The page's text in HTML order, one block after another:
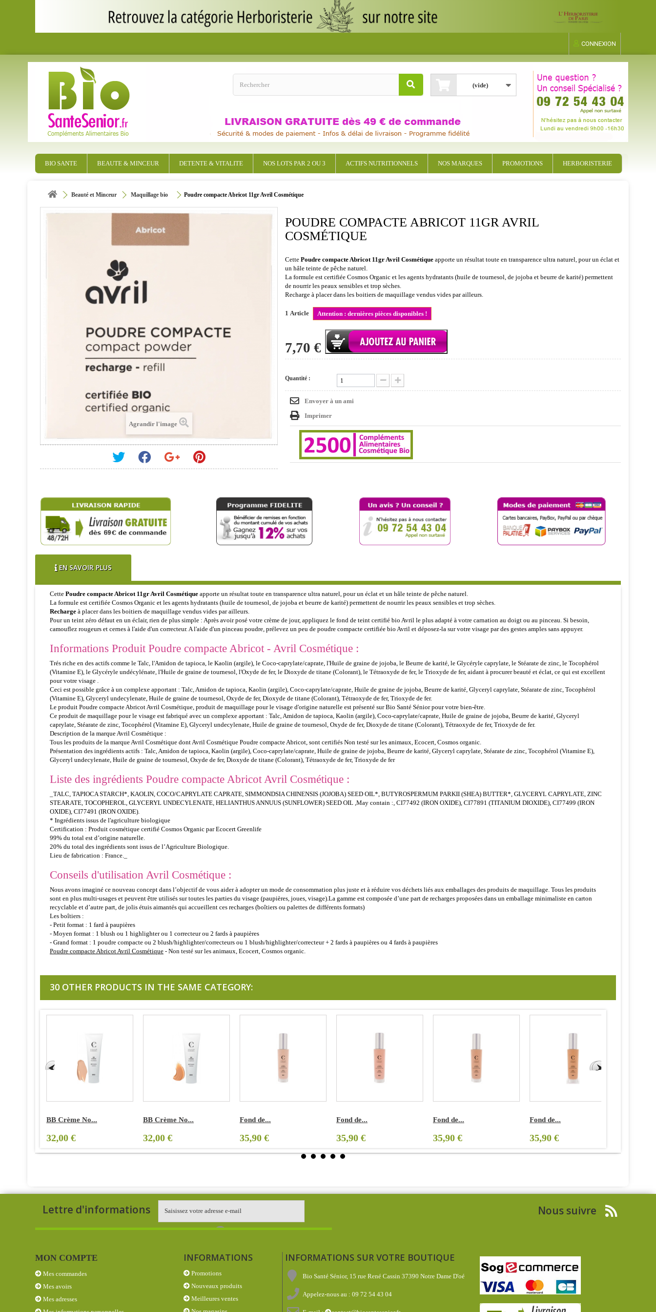
CONNEXION
(vide)
BIO SANTE BEAUTE & MINCEUR DETENTE & VITALITE NOS LOTS PAR 2 OU 3 ACTIFS NUTRITIONNELS NOS MARQUES PROMOTIONS HERBORISTERIE
Beauté et Minceur Maquillage bio Poudre compacte Abricot 11gr Avril Cosmétique
Agrandir l'image
POUDRE COMPACTE ABRICOT 11GR AVRIL
COSMÉTIQUE
CettePoudre compacte Abricot 11gr Avril Cosmétique apporte un résultat toute en transparence ultra naturel, pour un éclat et
un hâle teinte de pêche naturel.
La formule est certifiée Cosmos Organic et les agents hydratants (huile de tournesol, de jojoba et beurre de karité) permettent
de nourrir les peaux sensibles et trop sèches.
Recharge à placer dans les boitiers de maquillage vendus vides par ailleurs.
1 Article Attention : dernières pièces disponibles !
7,70 €
Quantité :
Envoyer à un ami
Imprimer
EN SAVOIR PLUS
Cette Poudre compacte Abricot 11gr Avril Cosmétique apporte un résultat toute en transparence ultra naturel, pour un éclat et un hâle teinte de pêche naturel.
La formule est certifiée Cosmos Organic et les agents hydratants (huile de tournesol, de jojoba et beurre de karité) permettent de nourrir les peaux sensibles et trop sèches.
Recharge à placer dans les boitiers de maquillage vendus vides par ailleurs.
Pour un teint zéro défaut en un éclair, rien de plus simple : Après avoir posé votre crème de jour, appliquez le fond de teint certifié bio Avril le plus adapté à votre carnation au doigt ou au pinceau. Si besoin,
camouflez rougeurs et cernes à l'aide d'un correcteur. A l'aide d'un pinceau poudre, prélevez un peu de poudre compacte certifiée bio Avril et déposez-la sur votre visage par des gestes amples sans appuyer.
Informations Produit Poudre compacte Abricot - Avril Cosmétique :
Trés riche en des actifs comme le Talc, l'Amidon de tapioca, le Kaolin (argile), le Coco-caprylate/caprate, l'Huile de graine de jojoba, le Beurre de karité, le Glycéryle caprylate, le Stéarate de zinc, le Tocophérol
(Vitamine E), le Glycéryle undécylénate, l'Huile de graine de tournesol, l'Oxyde de fer, le Dioxyde de titane (Colorant), le Tétraoxyde de fer, le Trioxyde de fer, aidant à procurer beauté et éclat, ce qui est excellent
pour votre visage .
Ceci est possible grâce à un complexe apportant : Talc, Amidon de tapioca, Kaolin (argile), Coco-caprylate/caprate, Huile de graine de jojoba, Beurre de karité, Glyceryl caprylate, Stéarate de zinc, Tocophérol
(Vitamine E), Glyceryl undecylenate, Huile de graine de tournesol, Oxyde de fer, Dioxyde de titane (Colorant), Tétraoxyde de fer, Trioxyde de fer.
Le produit Poudre compacte Abricot Avril Cosmétique, produit de maquillage pour le visage d'origine naturelle est présenté sur Bio Santé Sénior pour votre bien-être.
Ce produit de maquillage pour le visage est fabriqué avec un complexe apportant : Talc, Amidon de tapioca, Kaolin (argile), Coco-caprylate/caprate, Huile de graine de jojoba, Beurre de karité, Glyceryl
caprylate, Stéarate de zinc, Tocophérol (Vitamine E), Glyceryl undecylenate, Huile de graine de tournesol, Oxyde de fer, Dioxyde de titane (Colorant), Tétraoxyde de fer, Trioxyde de fer.
Description de la marque Avril Cosmétique :
Tous les produits de la marque Avril Cosmétique dont Avril Cosmétique Poudre compacte Abricot, sont certifiés Non testé sur les animaux, Ecocert, Cosmos organic.
Présentation des ingrédients actifs : Talc, Amidon de tapioca, Kaolin (argile), Coco-caprylate/caprate, Huile de graine de jojoba, Beurre de karité, Glyceryl caprylate, Stéarate de zinc, Tocophérol (Vitamine E),
Glyceryl undecylenate, Huile de graine de tournesol, Oxyde de fer, Dioxyde de titane (Colorant), Tétraoxyde de fer, Trioxyde de fer
Liste des ingrédients Poudre compacte Abricot Avril Cosmétique :
_TALC, TAPIOCA STARCH*, KAOLIN, COCO/CAPRYLATE CAPRATE, SIMMONDSIA CHINENSIS (JOJOBA) SEED OIL*, BUTYROSPERMUM PARKII (SHEA) BUTTER*, GLYCERYL CAPRYLATE, ZINC
STEARATE, TOCOPHEROL, GLYCERYL UNDECYLENATE, HELIANTHUS ANNUUS (SUNFLOWER) SEED OIL ,May contain :, CI77492 (IRON OXIDE), CI77891 (TITANIUM DIOXIDE), CI77499 (IRON
OXIDE), CI77491 (IRON OXIDE).
* Ingrédients issus de l'agriculture biologique
Certification : Produit cosmétique certifié Cosmos Organic par Ecocert Greenlife
99% du total est d’origine naturelle.
20% du total des ingrédients sont issus de l’Agriculture Biologique.
Lieu de fabrication : France._
Conseils d'utilisation Avril Cosmétique :
Nous avons imaginé ce nouveau concept dans l’objectif de vous aider à adopter un mode de consommation plus juste et à réduire vos déchets liés aux emballages des produits de maquillage. Tous les produits
sont en plus multi-usages et peuvent être utilisés sur toutes les parties du visage (paupières, joues, visage).La gamme est composée d’une part de recharges proposées dans un emballage minimaliste en carton
recyclable et d’autre part, de jolis étuis aimantés qui accueillent ces recharges (boîtiers ou palettes de différents formats)
Les boîtiers :
- Petit format : 1 fard à paupières
- Moyen format : 1 blush ou 1 highlighter ou 1 correcteur ou 2 fards à paupières
- Grand format : 1 poudre compacte ou 2 blush/highlighter/correcteurs ou 1 blush/highlighter/correcteur + 2 fards à paupières ou 4 fards à paupières
Poudre compacte Abricot Avril Cosmétique - Non testé sur les animaux, Ecocert, Cosmos organic.
30 OTHER PRODUCTS IN THE SAME CATEGORY:
BB Crème No...
32,00 €
BB Crème No...
32,00 €
Fond de...
35,90 €
Fond de...
35,90 €
Fond de...
35,90 €
Fond de...
35,90 €
Lettre d'informations Nous suivre
MON COMPTE
Mes commandes
Mes avoirs
Mes adresses
INFORMATIONS
Promotions
Nouveaux produits
Meilleures ventes
INFORMATIONS SUR VOTRE BOUTIQUE
Bio Santé Sénior, 15 rue René Cassin 37390 Notre Dame D'oé
Appelez-nous au :09 72 54 43 04